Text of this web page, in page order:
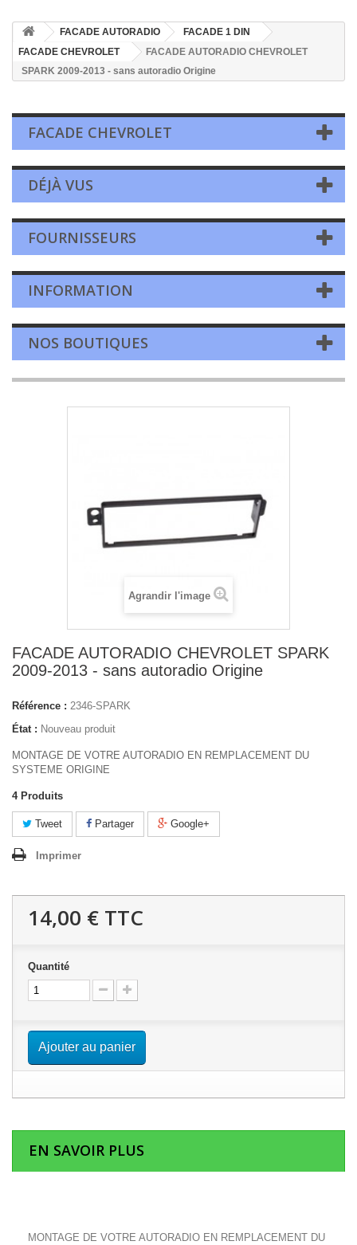
FACADE AUTORADIO
FACADE 1 DIN
FACADE CHEVROLET
FACADE AUTORADIO CHEVROLET
SPARK 2009-2013 - sans autoradio Origine
FACADE CHEVROLET
DÉJÀ VUS
FOURNISSEURS
INFORMATION
NOS BOUTIQUES
Agrandir l'image
FACADE AUTORADIO CHEVROLET SPARK
2009-2013 - sans autoradio Origine
Référence : 2346-SPARK
État : Nouveau produit
MONTAGE DE VOTRE AUTORADIO EN REMPLACEMENT DU
SYSTEME ORIGINE
4 Produits
Tweet Partager Google+
Imprimer
14,00 € TTC
Quantité
Ajouter au panier
EN SAVOIR PLUS
MONTAGE DE VOTRE AUTORADIO EN REMPLACEMENT DU